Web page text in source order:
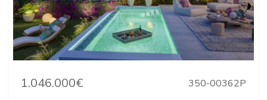
1.046.000€ 350-00362P